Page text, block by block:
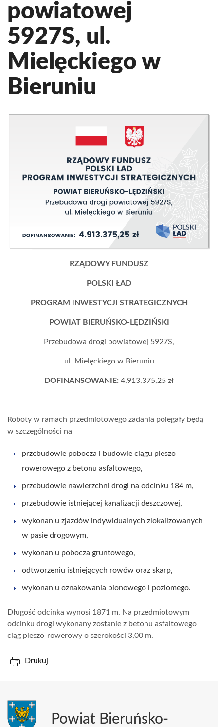
powiatowej
5927S, ul.
Mielęckiego w
Bieruniu
RZĄDOWY FUNDUSZ
POLSKI ŁAD
PROGRAM INWESTYCJI STRATEGICZNYCH
POWIAT BIERUŃSKO-LĘDZIŃSKI
Przebudowa drogi powiatowej 5927S,
ul. Mielęckiego w Bieruniu
DOFINANSOWANIE: 4.913.375,25 zł
Roboty w ramach przedmiotowego zadania polegały będą
w szczególności na:
przebudowie pobocza i budowie ciągu pieszo-
rowerowego z betonu asfaltowego,
przebudowie nawierzchni drogi na odcinku 184 m,
przebudowie istniejącej kanalizacji deszczowej,
wykonaniu zjazdów indywidualnych zlokalizowanych
w pasie drogowym,
wykonaniu pobocza gruntowego,
odtworzeniu istniejących rowów oraz skarp,
wykonaniu oznakowania pionowego i poziomego.
Długość odcinka wynosi 1871 m. Na przedmiotowym
odcinku drogi wykonany zostanie z betonu asfaltowego
ciąg pieszo-rowerowy o szerokości 3,00 m.
Drukuj
Powiat Bieruńsko-